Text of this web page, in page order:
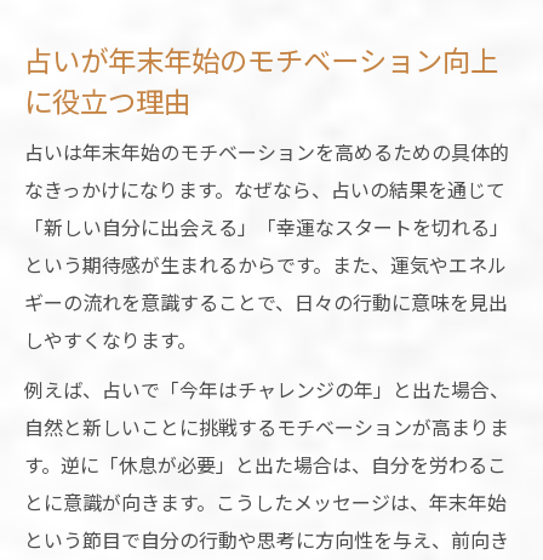
年末年始のモチベーション維持に効く占い
方法
年末年始の不安を占いで前向き思考に変え
る
占いがやる気低下の年末年始に与える影響
とは
占いでスピリチュアルな新年を迎える心得
年末年始のスピリチュアル的な運気アップ
習慣
占いと瞑想で心整う年始の過ごし方ポイン
占いが年末年始のモチベーション向上
に役立つ理由
占いは年末年始のモチベーションを高めるための具体的
なきっかけになります。なぜなら、占いの結果を通じて
「新しい自分に出会える」「幸運なスタートを切れる」
という期待感が生まれるからです。また、運気やエネル
ギーの流れを意識することで、日々の行動に意味を見出
しやすくなります。
例えば、占いで「今年はチャレンジの年」と出た場合、
自然と新しいことに挑戦するモチベーションが高まりま
す。逆に「休息が必要」と出た場合は、自分を労わるこ
とに意識が向きます。こうしたメッセージは、年末年始
という節目で自分の行動や思考に方向性を与え、前向き